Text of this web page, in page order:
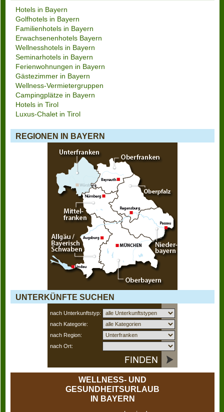
Hotels in Bayern
Golfhotels in Bayern
Familienhotels in Bayern
Erwachsenenhotels Bayern
Wellnesshotels in Bayern
Seminarhotels in Bayern
Ferienwohnungen in Bayern
Gästezimmer in Bayern
Wellness-Vermietergruppen
Campingplätze in Bayern
Hotels in Tirol
Luxus-Chalet in Tirol
REGIONEN IN BAYERN
UNTERKÜNFTE SUCHEN
nach Unterkunftstyp:
nach Kategorie:
nach Region:
nach Ort:
WELLNESS- UND
GESUNDHEITSURLAUB
IN BAYERN